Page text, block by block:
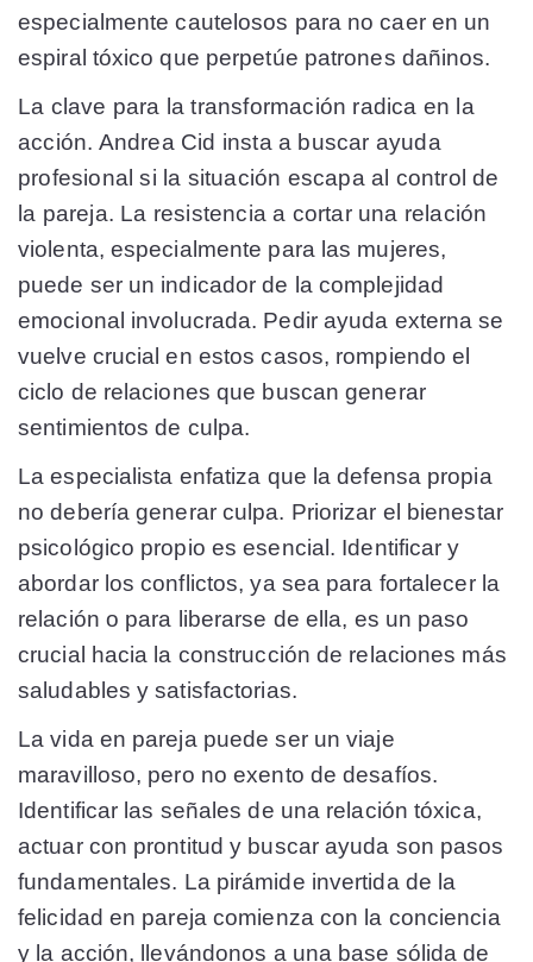
especialmente cautelosos para no caer en un
espiral tóxico que perpetúe patrones dañinos.
La clave para la transformación radica en la
acción. Andrea Cid insta a buscar ayuda
profesional si la situación escapa al control de
la pareja. La resistencia a cortar una relación
violenta, especialmente para las mujeres,
puede ser un indicador de la complejidad
emocional involucrada. Pedir ayuda externa se
vuelve crucial en estos casos, rompiendo el
ciclo de relaciones que buscan generar
sentimientos de culpa.
La especialista enfatiza que la defensa propia
no debería generar culpa. Priorizar el bienestar
psicológico propio es esencial. Identificar y
abordar los conflictos, ya sea para fortalecer la
relación o para liberarse de ella, es un paso
crucial hacia la construcción de relaciones más
saludables y satisfactorias.
La vida en pareja puede ser un viaje
maravilloso, pero no exento de desafíos.
Identificar las señales de una relación tóxica,
actuar con prontitud y buscar ayuda son pasos
fundamentales. La pirámide invertida de la
felicidad en pareja comienza con la conciencia
y la acción, llevándonos a una base sólida de